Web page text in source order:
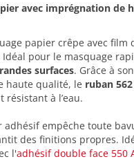
avec imprégnation de
papier crêpe avec film
Idéal pour le masquage
surfaces. Grâce à son
haute qualité, le ruban
à l’eau.
adhésif empêche toute
des finitions propres.
l'adhésif double face 550